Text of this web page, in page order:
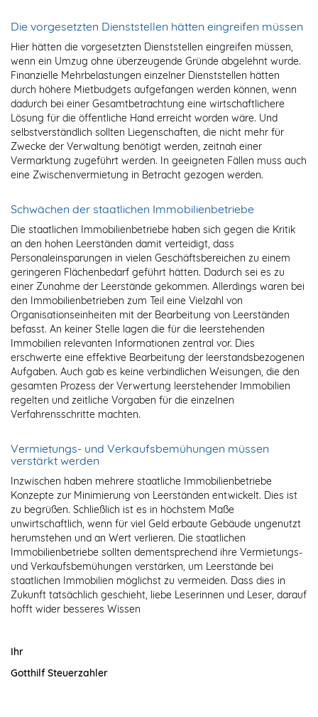
Die vorgesetzten Dienststellen hätten eingreifen müssen
Hier hätten die vorgesetzten Dienststellen eingreifen müssen,
wenn ein Umzug ohne überzeugende Gründe abgelehnt wurde.
Finanzielle Mehrbelastungen einzelner Dienststellen hätten
durch höhere Mietbudgets aufgefangen werden können, wenn
dadurch bei einer Gesamtbetrachtung eine wirtschaftlichere
Lösung für die öffentliche Hand erreicht worden wäre. Und
selbstverständlich sollten Liegenschaften, die nicht mehr für
Zwecke der Verwaltung benötigt werden, zeitnah einer
Vermarktung zugeführt werden. In geeigneten Fällen muss auch
eine Zwischenvermietung in Betracht gezogen werden.
Schwächen der staatlichen Immobilienbetriebe
Die staatlichen Immobilienbetriebe haben sich gegen die Kritik
an den hohen Leerständen damit verteidigt, dass
Personaleinsparungen in vielen Geschäftsbereichen zu einem
geringeren Flächenbedarf geführt hätten. Dadurch sei es zu
einer Zunahme der Leerstände gekommen. Allerdings waren bei
den Immobilienbetrieben zum Teil eine Vielzahl von
Organisationseinheiten mit der Bearbeitung von Leerständen
befasst. An keiner Stelle lagen die für die leerstehenden
Immobilien relevanten Informationen zentral vor. Dies
erschwerte eine effektive Bearbeitung der leerstandsbezogenen
Aufgaben. Auch gab es keine verbindlichen Weisungen, die den
gesamten Prozess der Verwertung leerstehender Immobilien
regelten und zeitliche Vorgaben für die einzelnen
Verfahrensschritte machten.
Vermietungs- und Verkaufsbemühungen müssen
verstärkt werden
Inzwischen haben mehrere staatliche Immobilienbetriebe
Konzepte zur Minimierung von Leerständen entwickelt. Dies ist
zu begrüßen. Schließlich ist es in höchstem Maße
unwirtschaftlich, wenn für viel Geld erbaute Gebäude ungenutzt
herumstehen und an Wert verlieren. Die staatlichen
Immobilienbetriebe sollten dementsprechend ihre Vermietungs-
und Verkaufsbemühungen verstärken, um Leerstände bei
staatlichen Immobilien möglichst zu vermeiden. Dass dies in
Zukunft tatsächlich geschieht, liebe Leserinnen und Leser, darauf
hofft wider besseres Wissen
Ihr
Gotthilf Steuerzahler